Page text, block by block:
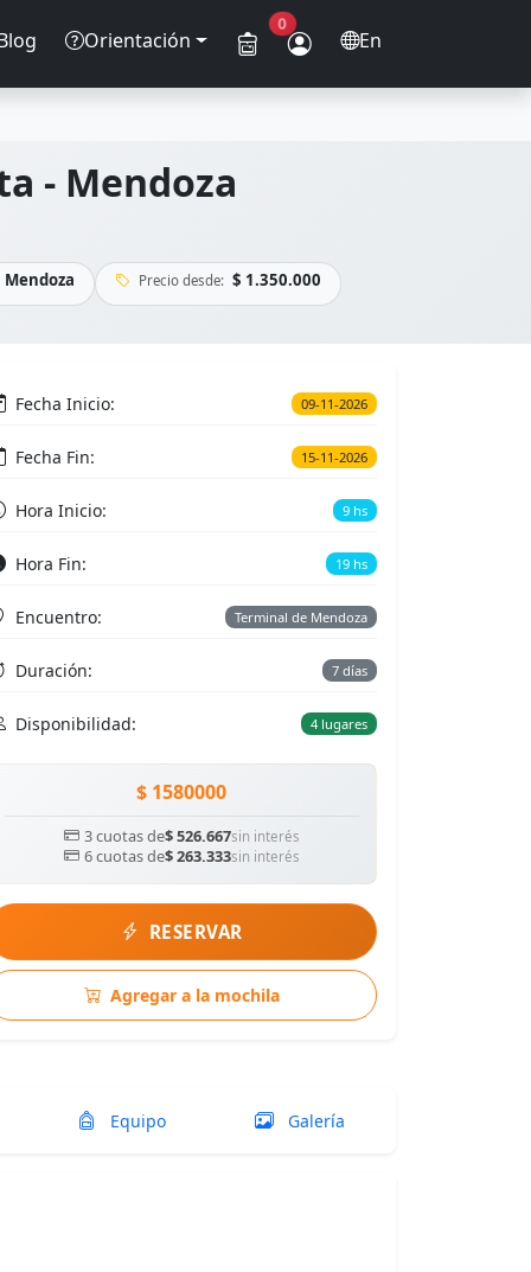
Orientación
0
En
- Mendoza
Mendoza Precio desde: $ 1.350.000
Fecha Inicio: 09-11-2026
Fecha Fin: 15-11-2026
Hora Inicio: 9 hs
Hora Fin: 19 hs
Encuentro: Terminal de Mendoza
Duración: 7 días
Disponibilidad: 4 lugares
$ 1580000
3 cuotas de$ 526.667sin interés
6 cuotas de$ 263.333sin interés
RESERVAR
Agregar a la mochila
Equipo Galería